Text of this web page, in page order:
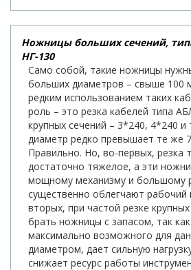
Ножницы больших сечений,
НГ-130
Само собой, такие ножницы
больших диаметров – свыше 100
редким использованием таких
роль – это резка кабелей типа
крупных сечений – 3*240, 4*240 и
диаметр редко превышает те же
Правильно. Но, во-первых, резка
достаточно тяжелое, а эти
мощному механизму и большому
существенно облегчают рабочий
вторых, при частой резке
брать ножницы с запасом, так
максимально возможного для
диаметром, дает сильную
снижает ресурс работы